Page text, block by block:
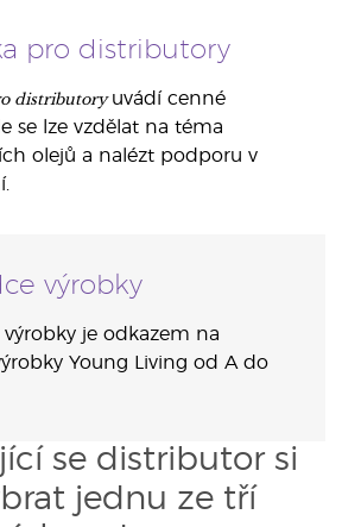
pro distributory
distributoryuvádí cenné
se lze vzdělat na téma
olejů a nalézt podporu v
výrobky
výrobky je odkazem na
Young Living od A do
se distributor si
jednu ze tří